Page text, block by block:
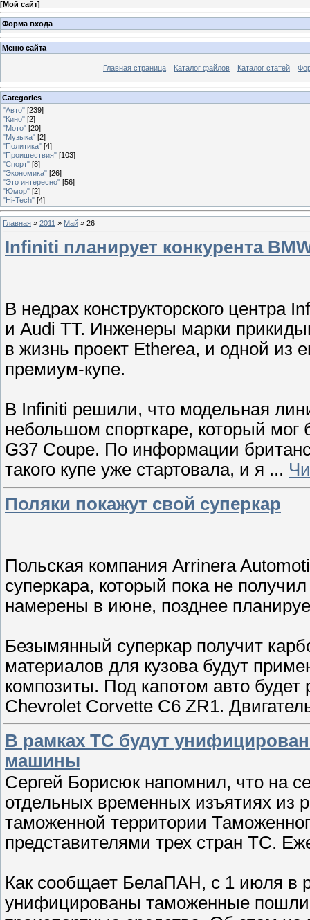
[Мой сайт]
Форма входа
Меню сайта
Главная страница Каталог файлов Каталог статей
Categories
"Авто" [239]
"Кино" [2]
"Мото" [20]
"Музыка" [2]
"Политика" [4]
"Проишествия" [103]
"Спорт" [8]
"Экономика" [26]
"Это интересно" [56]
"Юмор" [2]
"Hi-Tech" [4]
Главная » 2011 » Май » 26
Infiniti планирует конкурента
В недрах конструкторского центра
и Audi TT. Инженеры марки
в жизнь проект Etherea, и одной из
премиум-купе.
В Infiniti решили, что модельная
небольшом спорткаре, который мог
G37 Coupe. По информации
такого купе уже стартовала, и я ...
Поляки покажут свой суперкар
Польская компания Arrinera
суперкара, который пока не
намерены в июне, позднее
Безымянный суперкар получит
материалов для кузова будут
композиты. Под капотом авто
Chevrolet Corvette C6 ZR1.
В рамках ТС будут
машины
Сергей Борисюк напомнил, что на
отдельных временных изъятиях из
таможенной территории
представителями трех стран ТС.
Как сообщает БелаПАН, с 1 июля в
унифицированы таможенные